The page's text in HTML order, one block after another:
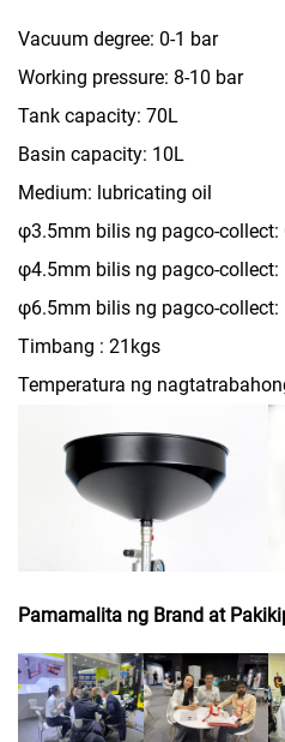
Vacuum degree: 0-1 bar
Working pressure: 8-10 bar
Tank capacity: 70L
Basin capacity: 10L
Medium: lubricating oil
φ3.5mm bilis ng pagco-
φ4.5mm bilis ng pagco-
φ6.5mm bilis ng pagco-
Timbang : 21kgs
Temperatura ng
Pamamalita ng Brand at